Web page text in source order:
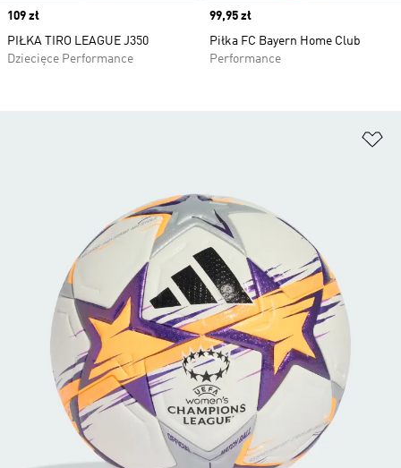
Price
109 zł
PIŁKA TIRO LEAGUE J350
Dziecięce Performance
Price
99,95 zł
Piłka FC Bayern Home Club
Performance